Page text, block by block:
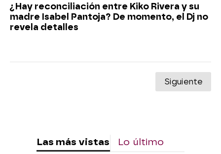
¿Hay reconciliación entre Kiko Rivera y su
madre Isabel Pantoja? De momento, el Dj no
revela detalles
Siguiente
Las más vistas Lo último